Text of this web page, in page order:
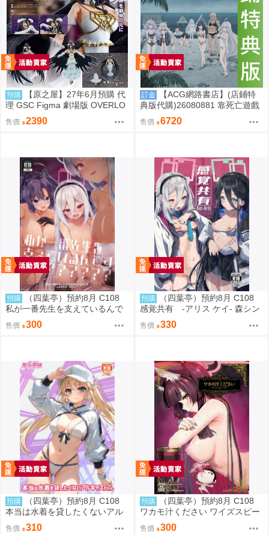
預購
【原之屋】27年6月預購 代
理 GSC Figma 劇場版 OVERLO
RD 聖王國篇 雅兒貝德 0918
售價 2390
訂金
【ACG網路書店】(店鋪特
典版代購)26080881 靠死亡遊戲
混飯吃。44:CLOUDY BEACH 藍
光BD 幽鬼抱枕套限定版
售價 6720
預購
（四葉亭）預約8月 C108
私が一番先生を支えているんで
すけど みどり
售價 300
預購
（四葉亭）預約8月 C108
感覚共有 -アリス ケイ- 森シン
リスク
售價 330
預購
（四葉亭）預約8月 C108
本当は水着を貸したくないアル
キャスちゃん いのうえとみい
售價 310
預購
（四葉亭）預約8月 C108
ワカモ汁ください ワイズスピー
ク
售價 300